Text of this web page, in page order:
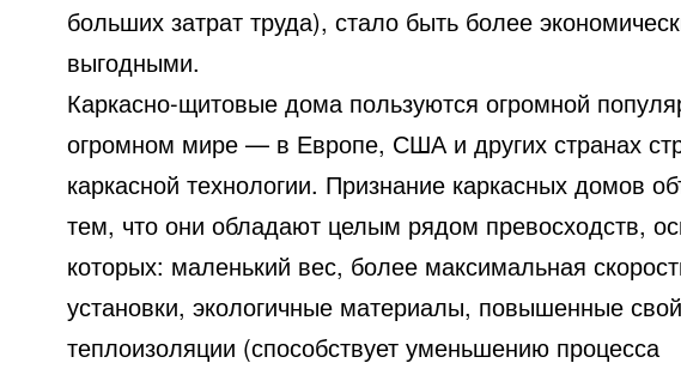
больших затрат труда), стало быть более
выгодными.
Каркасно-щитовые дома пользуются огромной
огромном мире — в Европе, США и других странах
каркасной технологии. Признание каркасных домов
тем, что они обладают целым рядом превосходств,
которых: маленький вес, более максимальная
установки, экологичные материалы, повышенные
теплоизоляции (способствует уменьшению процесса